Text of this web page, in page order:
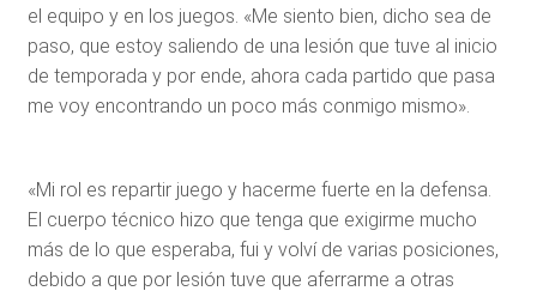
el equipo y en los juegos. «Me siento bien, dicho sea de
paso, que estoy saliendo de una lesión que tuve al inicio
de temporada y por ende, ahora cada partido que pasa
me voy encontrando un poco más conmigo mismo».
«Mi rol es repartir juego y hacerme fuerte en la defensa.
El cuerpo técnico hizo que tenga que exigirme mucho
más de lo que esperaba, fui y volví de varias posiciones,
debido a que por lesión tuve que aferrarme a otras